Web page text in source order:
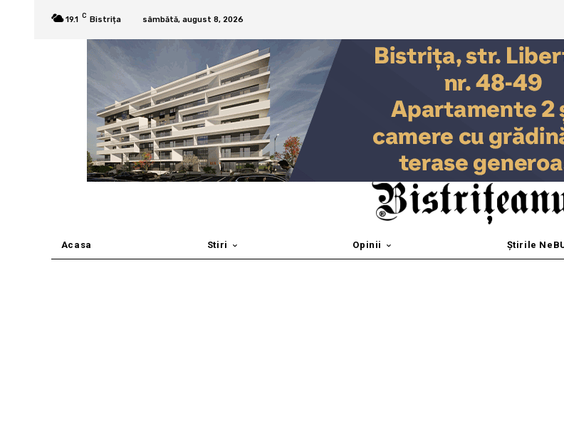
19.1 C Bistrița sâmbătă, august 8, 2026
Acasa Stiri Opinii Știrile